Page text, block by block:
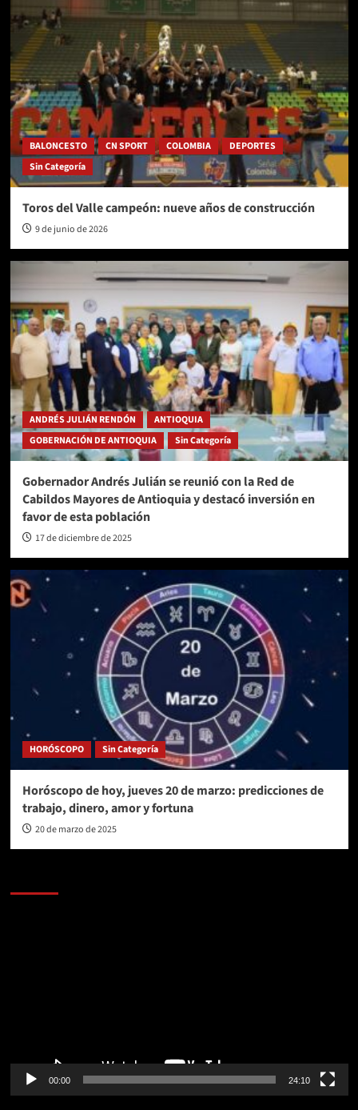
BALONCESTO CN SPORT COLOMBIA
DEPORTES
Sin Categoría
Toros del Valle campeón: nueve años de construcción
9 de junio de 2026
ANDRÉS JULIÁN RENDÓN
ANTIOQUIA
GOBERNACIÓN DE ANTIOQUIA
Sin Categoría
Gobernador Andrés Julián se reunió con la Red de
Cabildos Mayores de Antioquia y destacó inversión en
favor de esta población
17 de diciembre de 2025
HORÓSCOPO Sin Categoría
Horóscopo de hoy, jueves 20 de marzo: predicciones de
trabajo, dinero, amor y fortuna
20 de marzo de 2025
00:00 24:10